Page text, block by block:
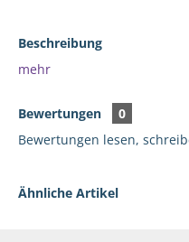
Beschreibung
mehr
Bewertungen
0
Bewertungen lesen,
Ähnliche Artikel